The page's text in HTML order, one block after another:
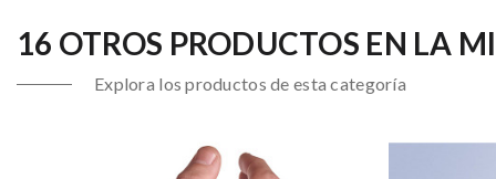
16 OTROS PRODUCTOS EN LA
Explora los productos de esta categoría